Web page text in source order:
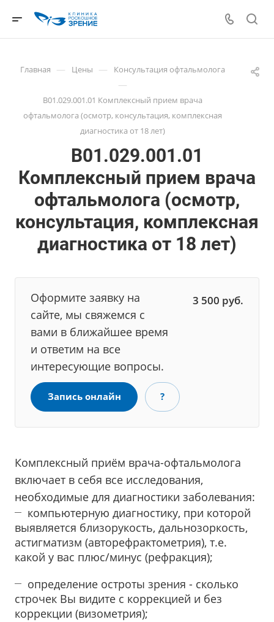
Главная — Цены — Консультация офтальмолога
—
В01.029.001.01 Комплексный прием врача
офтальмолога (осмотр, консультация, комплексная
диагностика от 18 лет)
В01.029.001.01
Комплексный прием врача
офтальмолога (осмотр,
консультация, комплексная
диагностика от 18 лет)
Оформите заявку на
сайте, мы свяжемся с
вами в ближайшее время
и ответим на все
интересующие вопросы.
3 500 руб.
Запись онлайн ?
Комплексный приём врача-офтальмолога
включает в себя все исследования,
необходимые для диагностики заболевания:
компьютерную диагностику, при которой
выявляется близорукость, дальнозоркость,
астигматизм (авторефрактометрия), т.е.
какой у вас плюс/минус (рефракция);
определение остроты зрения - сколько
строчек Вы видите с коррекцией и без
коррекции (визометрия);